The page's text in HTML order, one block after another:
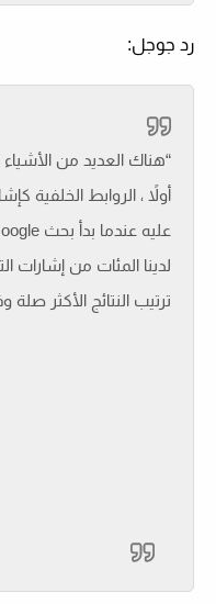
رد جوجل:
“هناك العديد من الأشياء
أولاً ، الروابط الخلفية
عليه عندما بدأ بحث Google منذ عدة سنوات.
لدينا المئات من إشارات
ترتيب النتائج الأكثر